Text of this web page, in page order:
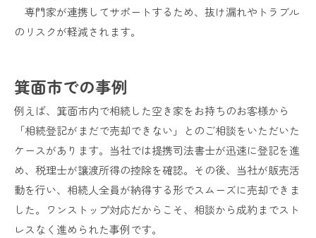
専門家が連携してサポートするため、抜け漏れやトラブル
のリスクが軽減されます。
箕面市での事例
例えば、箕面市内で相続した空き家をお持ちのお客様から
「相続登記がまだで売却できない」とのご相談をいただいた
ケースがあります。当社では提携司法書士が迅速に登記を進
め、税理士が譲渡所得の控除を確認。その後、当社が販売活
動を行い、相続人全員が納得する形でスムーズに売却できま
した。ワンストップ対応だからこそ、相談から成約までスト
レスなく進められた事例です。